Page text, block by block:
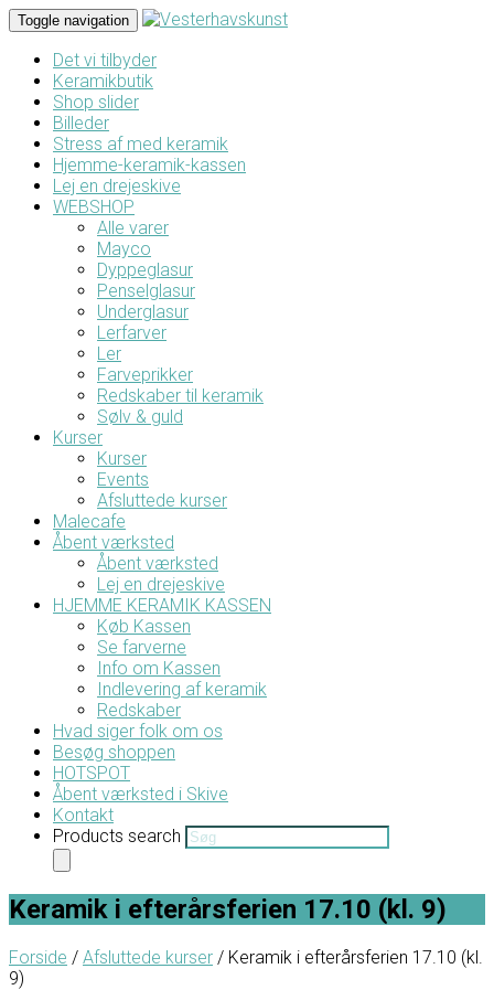
Toggle navigation
Det vi tilbyder
Keramikbutik
Shop slider
Billeder
Stress af med keramik
Hjemme-keramik-kassen
Lej en drejeskive
WEBSHOP
Alle varer
Mayco
Dyppeglasur
Penselglasur
Underglasur
Lerfarver
Ler
Farveprikker
Redskaber til keramik
Sølv & guld
Kurser
Kurser
Events
Afsluttede kurser
Malecafe
Åbent værksted
Åbent værksted
Lej en drejeskive
HJEMME KERAMIK KASSEN
Køb Kassen
Se farverne
Info om Kassen
Indlevering af keramik
Redskaber
Hvad siger folk om os
Besøg shoppen
HOTSPOT
Åbent værksted i Skive
Kontakt
Products search
Keramik i efterårsferien 17.10 (kl. 9)
Forside / Afsluttede kurser / Keramik i efterårsferien 17.10 (kl.
9)